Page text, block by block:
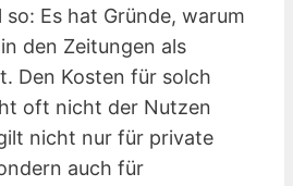
so: Es hat Gründe, warum
den Zeitungen als
Den Kosten für solch
oft nicht der Nutzen
nicht nur für private
auch für